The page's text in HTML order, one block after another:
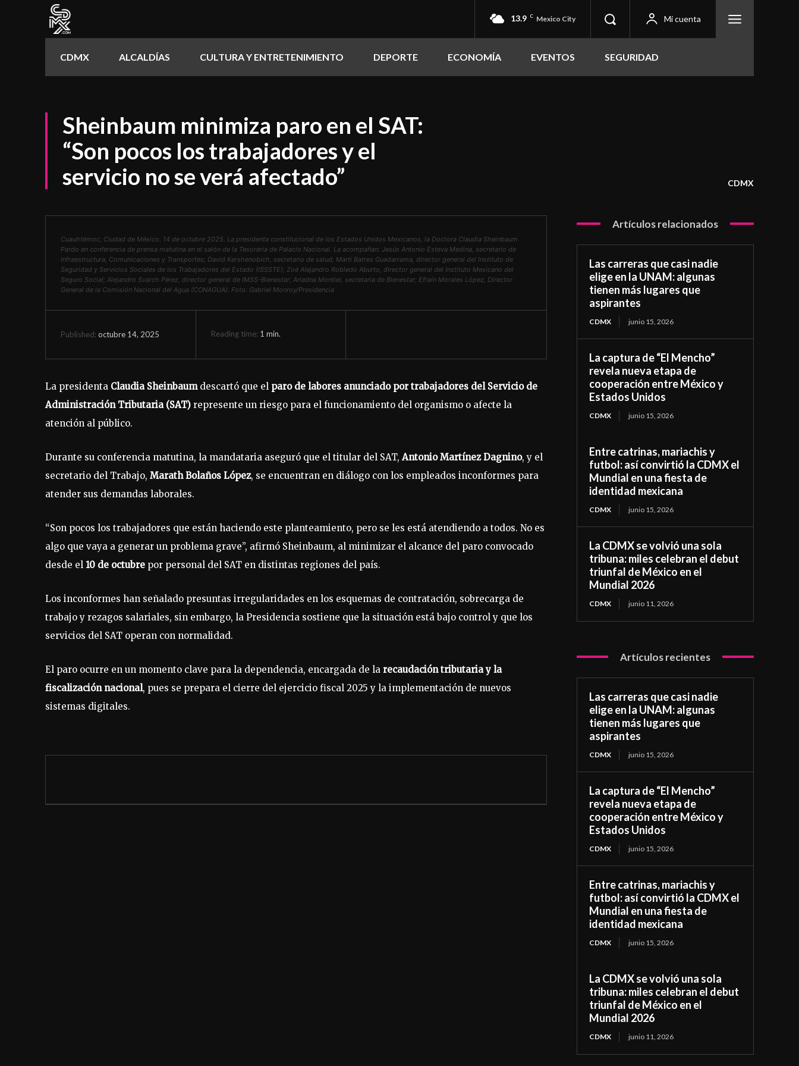
13.9 C Mexico City Mi cuenta
CDMX ALCALDÍAS CULTURA Y ENTRETENIMIENTO DEPORTE ECONOMÍA EVENTOS SEGURIDAD
Sheinbaum minimiza paro en el SAT:
“Son pocos los trabajadores y el
servicio no se verá afectado”
CDMX
Cuauhtémoc, Ciudad de México. 14 de octubre 2025. La presidenta constitucional de los Estados Unidos Mexicanos, la Doctora Claudia Sheinbaum
Pardo en conferencia de prensa matutina en el salón de la Tesorería de Palacio Nacional. La acompañan: Jesús Antonio Esteva Medina, secretario de
Infraestructura, Comunicaciones y Transportes; David Kershenobich, secretario de salud; Martí Batres Guadarrama, director general del Instituto de
Seguridad y Servicios Sociales de los Trabajadores del Estado (ISSSTE); Zoé Alejandro Robledo Aburto, director general del Instituto Mexicano del
Seguro Social; Alejandro Svarch Pérez, director general de IMSS-Bienestar; Ariadna Montiel, secretaria de Bienestar; Efraín Morales López, Director
General de la Comisión Nacional del Agua (CONAGUA). Foto: Gabriel Monroy/Presidencia
Published: octubre 14, 2025 Reading time: 1 min.
La presidenta Claudia Sheinbaumdescartó que el paro de labores anunciado por trabajadores del Servicio de
Administración Tributaria (SAT) represente un riesgo para el funcionamiento del organismo o afecte la
atención al público.
Durante su conferencia matutina, la mandataria aseguró que el titular del SAT, Antonio Martínez Dagnino, y el
secretario del Trabajo, Marath Bolaños López, se encuentran en diálogo con los empleados inconformes para
atender sus demandas laborales.
“Son pocos los trabajadores que están haciendo este planteamiento, pero se les está atendiendo a todos. No es
algo que vaya a generar un problema grave”, afirmó Sheinbaum, al minimizar el alcance del paro convocado
desde el 10 de octubre por personal del SAT en distintas regiones del país.
Los inconformes han señalado presuntas irregularidades en los esquemas de contratación, sobrecarga de
trabajo y rezagos salariales, sin embargo, la Presidencia sostiene que la situación está bajo control y que los
servicios del SAT operan con normalidad.
El paro ocurre en un momento clave para la dependencia, encargada de la recaudación tributaria y la
fiscalización nacional, pues se prepara el cierre del ejercicio fiscal 2025 y la implementación de nuevos
sistemas digitales.
Artículos relacionados
Las carreras que casi nadie
elige en la UNAM: algunas
tienen más lugares que
aspirantes
CDMX junio 15, 2026
La captura de “El Mencho”
revela nueva etapa de
cooperación entre México y
Estados Unidos
CDMX junio 15, 2026
Entre catrinas, mariachis y
futbol: así convirtió la CDMX el
Mundial en una fiesta de
identidad mexicana
CDMX junio 15, 2026
La CDMX se volvió una sola
tribuna: miles celebran el debut
triunfal de México en el
Mundial 2026
CDMX junio 11, 2026
Artículos recientes
Las carreras que casi nadie
elige en la UNAM: algunas
tienen más lugares que
aspirantes
CDMX junio 15, 2026
La captura de “El Mencho”
revela nueva etapa de
cooperación entre México y
Estados Unidos
CDMX junio 15, 2026
Entre catrinas, mariachis y
futbol: así convirtió la CDMX el
Mundial en una fiesta de
identidad mexicana
CDMX junio 15, 2026
La CDMX se volvió una sola
tribuna: miles celebran el debut
triunfal de México en el
Mundial 2026
CDMX junio 11, 2026